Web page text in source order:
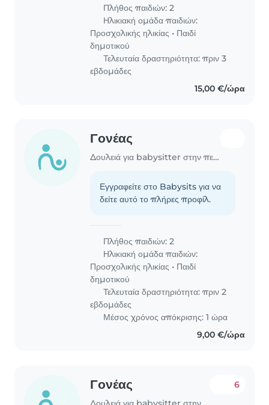
Πλήθος παιδιών: 2
Ηλικιακή ομάδα παιδιών:
Προσχολικής ηλικίας • Παιδί
δημοτικού
Τελευταία δραστηριότητα: πριν 3
εβδομάδες
15,00 €/ώρα
Γονέας
Δουλειά για babysitter στην περιοχή Χανιά
Εγγραφείτε στο Babysits για να
δείτε αυτό το πλήρες προφίλ.
Πλήθος παιδιών: 2
Ηλικιακή ομάδα παιδιών:
Προσχολικής ηλικίας • Παιδί
δημοτικού
Τελευταία δραστηριότητα: πριν 2
εβδομάδες
Μέσος χρόνος απόκρισης: 1 ώρα
9,00 €/ώρα
Γονέας 6